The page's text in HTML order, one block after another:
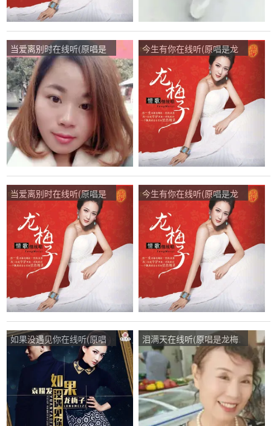
当爱离别时在线听(原唱是
龙梅子)，M真姐姐演唱点
播:161次
今生有你在线听(原唱是龙
梅子)，希望演唱点播:43次
当爱离别时在线听(原唱是
龙梅子)，五世同堂演唱点
播:81次
今生有你在线听(原唱是龙
梅子)，笑看风云演唱点
播:53次
如果没遇见你在线听(原唱
是龙梅子)，忘忧草演唱点
播:20次
泪满天在线听(原唱是龙梅
子)，诗诗忙暂退，不互
动。演唱点播:55次